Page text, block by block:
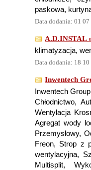
paskowa,
Data dodania: 01
A.D.INSTAL
klimatyzacja,
Data dodania: 18
Inwentech
Inwentech
Chłodnictwo,
Wentylacja
Agregat wody
Przemysłowy,
Freon, Strop z
wentylacyjna,
Multisplit,